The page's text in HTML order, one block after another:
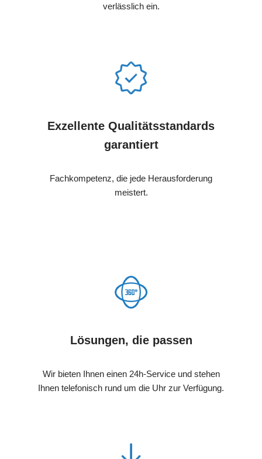
verlässlich ein.
Exzellente Qualitätsstandards
garantiert
Fachkompetenz, die jede Herausforderung
meistert.
Lösungen, die passen
Wir bieten Ihnen einen 24h-Service und stehen
Ihnen telefonisch rund um die Uhr zur Verfügung.